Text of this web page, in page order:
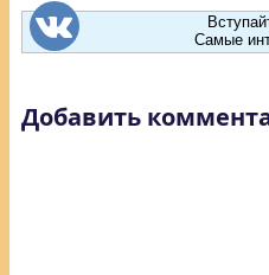
Самые
Добавить